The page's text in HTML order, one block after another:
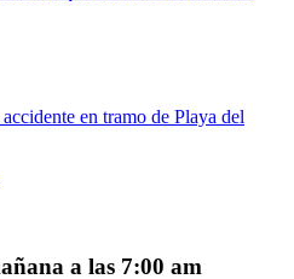
en tramo de Playa del
a las 7:00 am